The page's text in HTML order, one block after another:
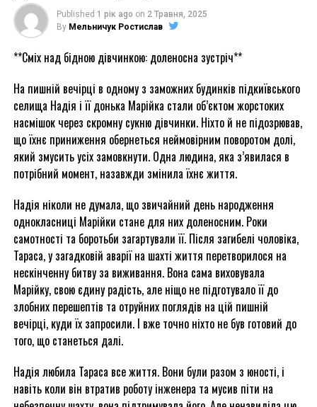
Published 1 рік ago on 2 Травня, 2025
By Мельничук Ростислав
**Сміх над бідною дівчинкою: доленосна зустріч**
На пишній вечірці в одному з заможних будинків підкиївського
селища Надія і її донька Марійка стали об’єктом жорстоких
насмішок через скромну сукню дівчинки. Ніхто й не підозрював,
що їхнє приниження обернеться неймовірним поворотом долі,
який змусить усіх замовкнути. Одна людина, яка з’явилася в
потрібний момент, назавжди змінила їхнє життя.
Надія ніколи не думала, що звичайний день народження
однокласниці Марійки стане для них доленосним. Роки
самотності та боротьби загартували її. Після загибелі чоловіка,
Тараса, у загадковій аварії на шахті життя перетворилося на
нескінченну битву за виживання. Вона сама виховувала
Марійку, свою єдину радість, але ніщо не підготувало її до
злобних перешептів та отруйних поглядів на цій пишній
вечірці, куди їх запросили. І вже точно ніхто не був готовий до
того, що станеться далі.
Надія любила Тараса все життя. Вони були разом з юності, і
навіть коли він втратив роботу інженера та мусив піти на